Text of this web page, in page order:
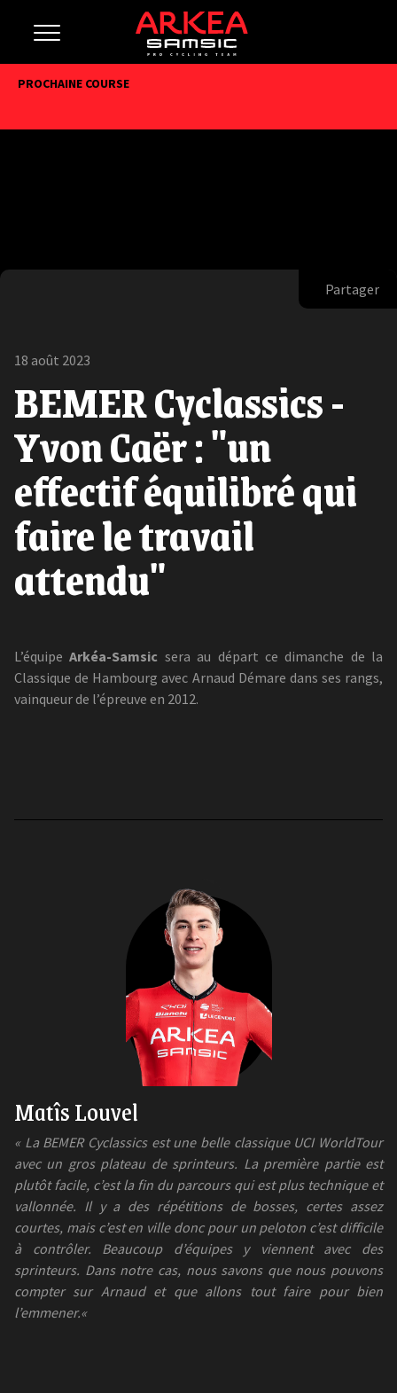
PROCHAINE COURSE
Partager
18 août 2023
BEMER Cyclassics -
Yvon Caër : "un
effectif équilibré qui
faire le travail
attendu"
L’équipeArkéa-Samsic sera au départ ce dimanche de la
Classique de Hambourg avec Arnaud Démare dans ses rangs,
vainqueur de l’épreuve en 2012.
Matîs Louvel
« La BEMER Cyclassics est une belle classique UCI WorldTour
avec un gros plateau de sprinteurs. La première partie est
plutôt facile, c’est la fin du parcours qui est plus technique et
vallonnée. Il y a des répétitions de bosses, certes assez
courtes, mais c’est en ville donc pour un peloton c’est difficile
à contrôler. Beaucoup d’équipes y viennent avec des
sprinteurs. Dans notre cas, nous savons que nous pouvons
compter sur Arnaud et que allons tout faire pour bien
l’emmener.«